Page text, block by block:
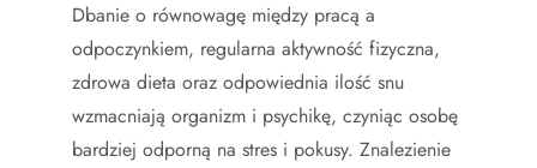
Dbanie o równowagę między pracą a
odpoczynkiem, regularna aktywność fizyczna,
zdrowa dieta oraz odpowiednia ilość snu
wzmacniają organizm i psychikę, czyniąc osobę
bardziej odporną na stres i pokusy. Znalezienie